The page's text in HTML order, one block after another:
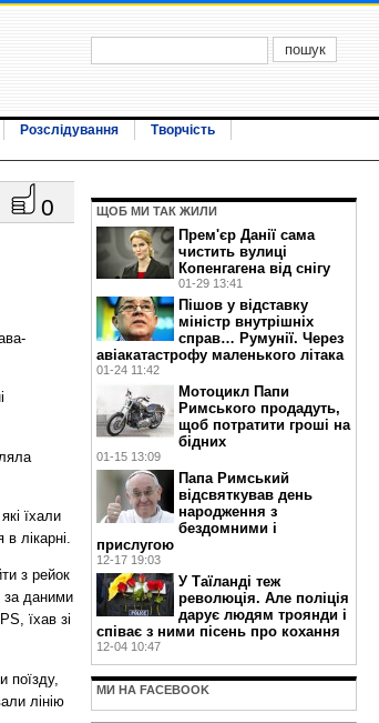
Розслідування
Творчість
0
їхали
лікарні.
з рейок
за даними
їхав зі
поїзду,
лінію
ЩОБ МИ ТАК ЖИЛИ
Прем'єр Данії сама
чистить вулиці
Копенгагена від снігу
01-29 13:41
Пішов у відставку
міністр внутрішніх
справ… Румунії. Через
авіакатастрофу маленького літака
01-24 11:42
Мотоцикл Папи
Римського продадуть,
щоб потратити гроші на
бідних
01-15 13:09
Папа Римський
відсвяткував день
народження з
бездомними і
прислугою
12-17 19:03
У Таїланді теж
революція. Але поліція
дарує людям троянди і
співає з ними пісень про кохання
12-04 10:47
МИ НА FACEBOOK